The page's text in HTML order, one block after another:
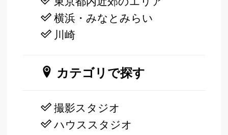
横浜・みなとみらい
川崎
カテゴリで探す
撮影スタジオ
ハウススタジオ